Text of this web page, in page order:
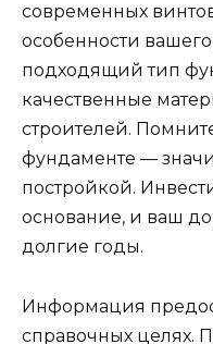
современных
особенности вашего
подходящий тип
качественные
строителей.
фундаменте —
постройкой.
основание, и ваш
долгие годы.
Информация
справочных целях.